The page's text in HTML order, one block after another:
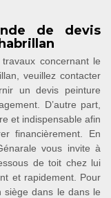
de devis
concernant le
veuillez contacter
un devis peinture
D’autre part,
et indispensable afin
financièrement. En
vous invite à
de toit chez lui
et rapidement. Pour
siège dans le dans le